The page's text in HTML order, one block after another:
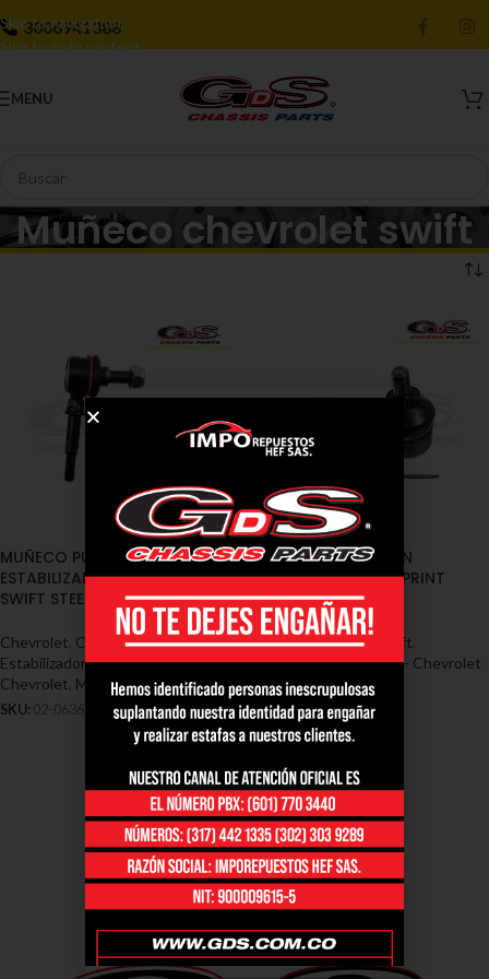
Skip to navigation
Skip to main content
3006941388
MENU
Muñeco chevrolet swift
MUÑECO PUNTA
ESTABILIZADORA CHEVROLET
SWIFT STEEM (02-0636)
Chevrolet Cauchos / Muñecos
Estabilizadoras / Soportes -
Chevrolet Muñeco chevrolet swift
SKU: 02-0636
TERMINAL DIRECCION
CHEVROLET SWIFT SPRINT
STEEM (02-1350)
Muñeco chevrolet swift
Chevrolet,Terminales - Chevrolet
SKU: 02-1350